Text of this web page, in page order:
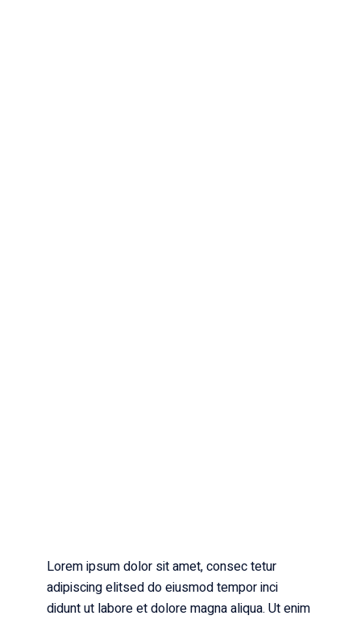
Lorem ipsum dolor sit amet, consec tetur
adipiscing elitsed do eiusmod tempor inci
didunt ut labore et dolore magna aliqua. Ut enim